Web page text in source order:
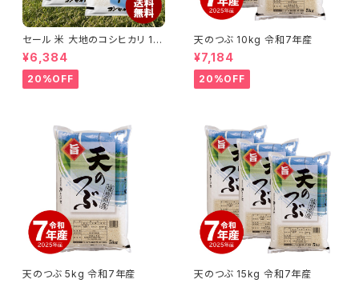
セール 米 大地のコシヒカリ 10
kg お米 10キロ 令和7年産米
入り 送料無料 (沖縄のぞく)
¥6,384
20%OFF
天のつぶ 10kg 令和7年産
¥7,184
20%OFF
天のつぶ 5kg 令和7年産 天のつぶ 15kg 令和7年産